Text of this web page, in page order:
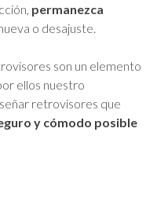
permanezca
o desajuste.
son un elemento
ellos nuestro
retrovisores que
y cómodo posible